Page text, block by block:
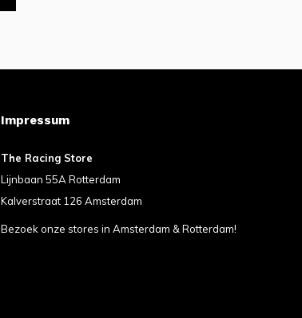
Impressum
The Racing Store
Lijnbaan 55A Rotterdam
Kalverstraat 126 Amsterdam
Bezoek onze stores in Amsterdam & Rotterdam!